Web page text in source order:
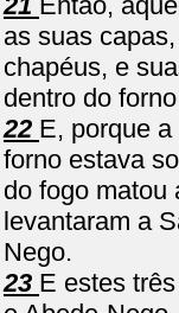
as suas
chapéus, e
dentro do
22 E, porque
forno estava
do fogo matou
levantaram a
Nego.
23 E estes